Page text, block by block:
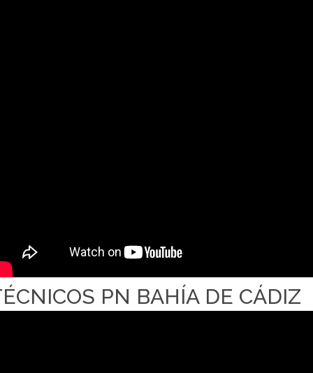
PN BAHÍA DE CÁDIZ